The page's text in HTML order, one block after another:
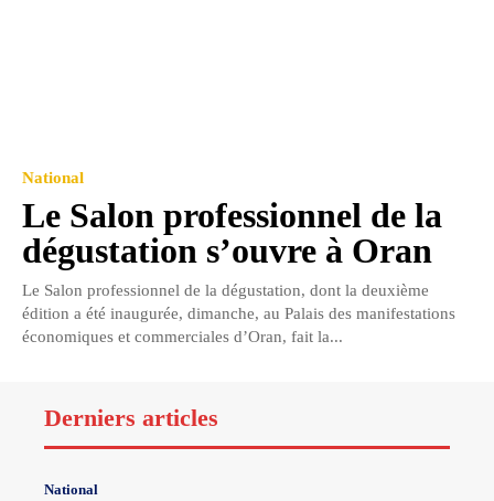
National
Le Salon professionnel de la
dégustation s’ouvre à Oran
Le Salon professionnel de la dégustation, dont la deuxième
édition a été inaugurée, dimanche, au Palais des manifestations
économiques et commerciales d’Oran, fait la...
Derniers articles
National